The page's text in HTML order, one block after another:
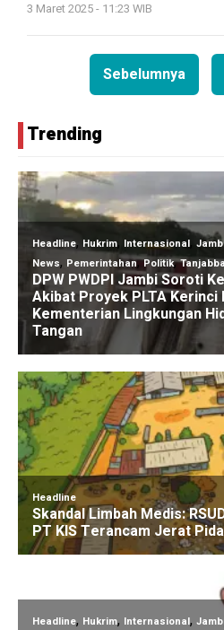
3 Maret 2025 - 11:23 WIB
Sebelumnya
Trending